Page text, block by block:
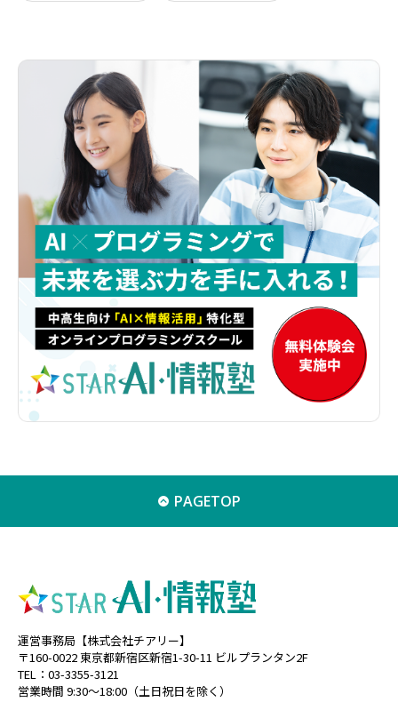
PAGETOP
運営事務局【株式会社チアリー】
〒160-0022 東京都新宿区新宿1-30-11 ビルプランタン2F
TEL：03-3355-3121
営業時間 9:30〜18:00（土日祝日を除く）